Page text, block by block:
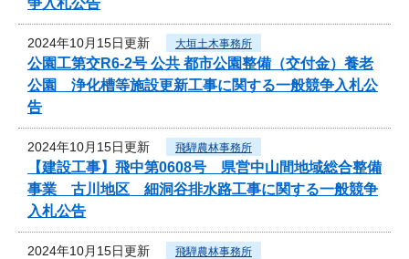
2024年10月15日更新 大垣土木事務所
公園工第交R6-2号 公共 都市公園整備（交付金）養老
公園 浄化槽等施設更新工事に関する一般競争入札公
告
2024年10月15日更新 飛騨農林事務所
【建設工事】飛中第0608号 県営中山間地域総合整備
事業 古川地区 細洞谷排水路工事に関する一般競争
入札公告
2024年10月15日更新 飛騨農林事務所